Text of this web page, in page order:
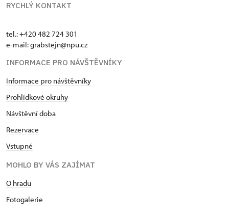
RYCHLÝ KONTAKT
tel.: +420 482 724 301
e-mail: grabstejn@npu.cz
INFORMACE PRO NÁVŠTĚVNÍKY
Informace pro návštěvníky
Prohlídkové okruhy
Návštěvní doba
Rezervace
Vstupné
MOHLO BY VÁS ZAJÍMAT
O hradu
Fotogalerie